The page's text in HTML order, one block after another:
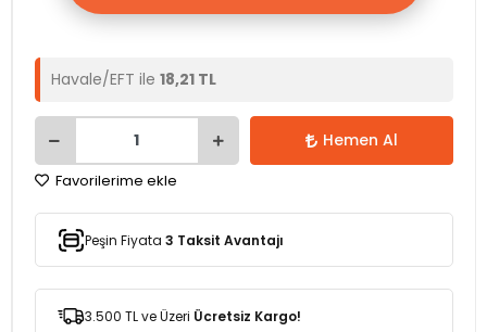
Havale/EFT ile 18,21 TL
Hemen Al
Favorilerime ekle
Peşin Fiyata 3 Taksit Avantajı
3.500 TL ve Üzeri Ücretsiz Kargo!